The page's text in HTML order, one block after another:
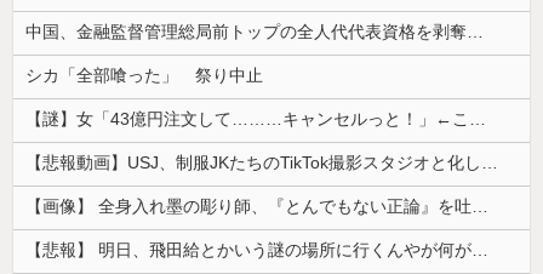
中国、金融監督管理総局前トップの全人代代表資格を剥奪…重大な規律違反で！
シカ「全部喰った」 祭り中止
【謎】女「43億円注文して………キャンセルっと！」←こいつの目的
【悲報動画】USJ、制服JKたちのTikTok撮影スタジオと化してしまいシュールすぎる光景が広がるｗｗｗ 【Pickup08083030】
【画像】 全身入れ墨の彫り師、『とんでもない正論』を吐いて30万再生されてしまうｗｗｗｗｗｗｗ
【悲報】 明日、飛田給とかいう謎の場所に行くんやが何があるんや????・・・・・・・・・